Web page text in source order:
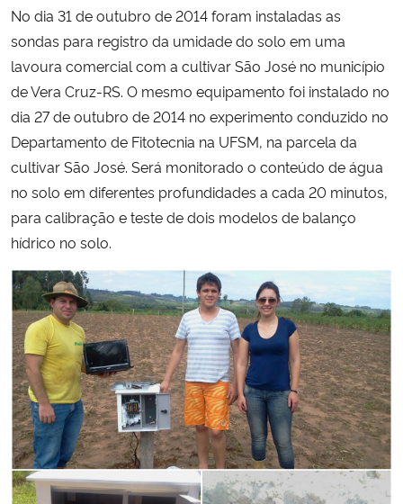
Ministério da Cidadania
Ministério da Saúde
Ministério de Minas e Energia
Ministério do Turismo
Ministério do Desenvolvimento Regional
Controladoria-Geral da União
Ministério da Mulher, da Família e dos Direitos Humanos
Secretaria-Geral
Secretaria de Governo
No dia 31 de outubro de 2014 foram instaladas as
sondas para registro da umidade do solo em uma
lavoura comercial com a cultivar São José no município
de Vera Cruz-RS. O mesmo equipamento foi instalado no
dia 27 de outubro de 2014 no experimento conduzido no
Departamento de Fitotecnia na UFSM, na parcela da
cultivar São José. Será monitorado o conteúdo de água
no solo em diferentes profundidades a cada 20 minutos,
para calibração e teste de dois modelos de balanço
hídrico no solo.